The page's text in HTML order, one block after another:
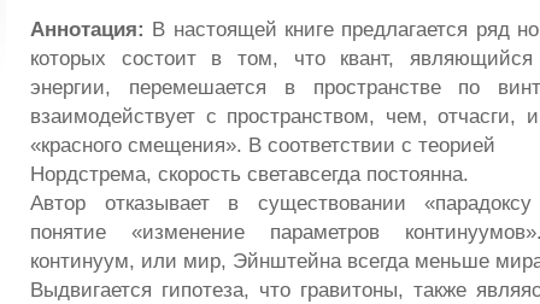
Аннотация: В настоящей книге предлагается ряд
которых состоит в том, что квант, являющийся
энергии, перемешается в пространстве по
взаимодействует с пространством, чем, отчасги,
«красного смещения». В соответствии с теорией
Нордстрема, скорость светавсегда постоянна.
Автор отказывает в существовании
понятие «изменение параметров
континуум, или мир, Эйнштейна всегда меньше
Выдвигается гипотеза, что гравитоны, также